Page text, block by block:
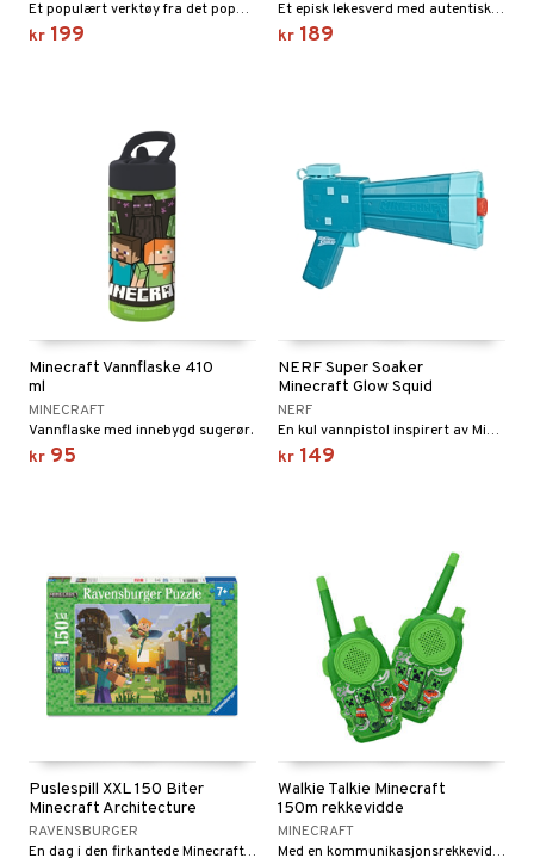
Et populært verktøy fra det populære Minecraft.
kr 199
Et episk lekesverd med autentiske Minecraft-pikseldetaljer!
kr 189
Minecraft Vannflaske 410
ml
MINECRAFT
Vannflaske med innebygd sugerør.
kr 95
NERF Super Soaker
Minecraft Glow Squid
NERF
En kul vannpistol inspirert av Minecraft.
kr 149
Puslespill XXL 150 Biter
Minecraft Architecture
RAVENSBURGER
En dag i den firkantede Minecraft-verden!
Walkie Talkie Minecraft
150m rekkevidde
MINECRAFT
Med en kommunikasjonsrekkevidde på opptil 150 meter!